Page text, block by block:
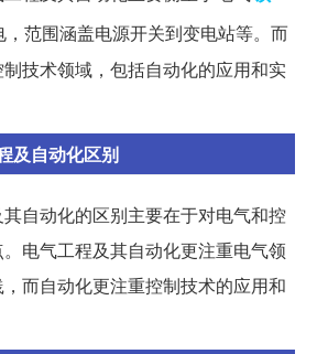
，范围涵盖电源开关到变电站等。而
技术领域，包括自动化的应用和实
及自动化区别
自动化的区别主要在于对电气和控
电气工程及其自动化更注重电气领
而自动化更注重控制技术的应用和